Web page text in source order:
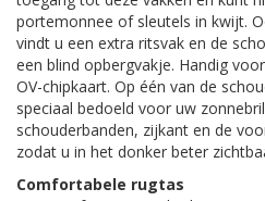
portemonnee of sleutels in kwijt.
vindt u een extra ritsvak en de
een blind opbergvakje. Handig
OV-chipkaart. Op één van de
speciaal bedoeld voor uw
schouderbanden, zijkant en de
zodat u in het donker beter
Comfortabele rugtas